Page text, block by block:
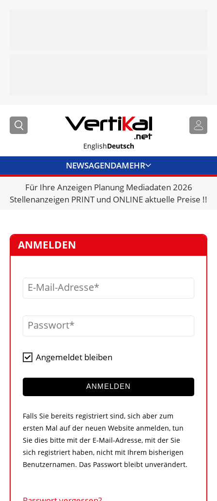
EnglishDeutsch
NEWSAGENDAMEHR
BRANCHENLINKS
VERMIETER
VIDEOS
BIBLIOTHEK
KRAN & BÜHNE
KONTAKT
Für Ihre Anzeigen Planung Mediadaten 2026
Stellenanzeigen PRINT und ONLINE aktuelle Preise !!
ANMELDEN
E-Mail-Adresse
Passwort
Angemeldet bleiben
ANMELDEN
Falls Sie bereits registriert sind, sich aber zum
ersten Mal auf der neuen Website anmelden, tun
Sie dies bitte mit der E-Mail-Adresse, mit der Sie
sich registriert haben, nicht mit Ihrem bisherigen
Benutzernamen. Das Passwort bleibt unverändert.